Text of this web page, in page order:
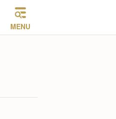
MENU